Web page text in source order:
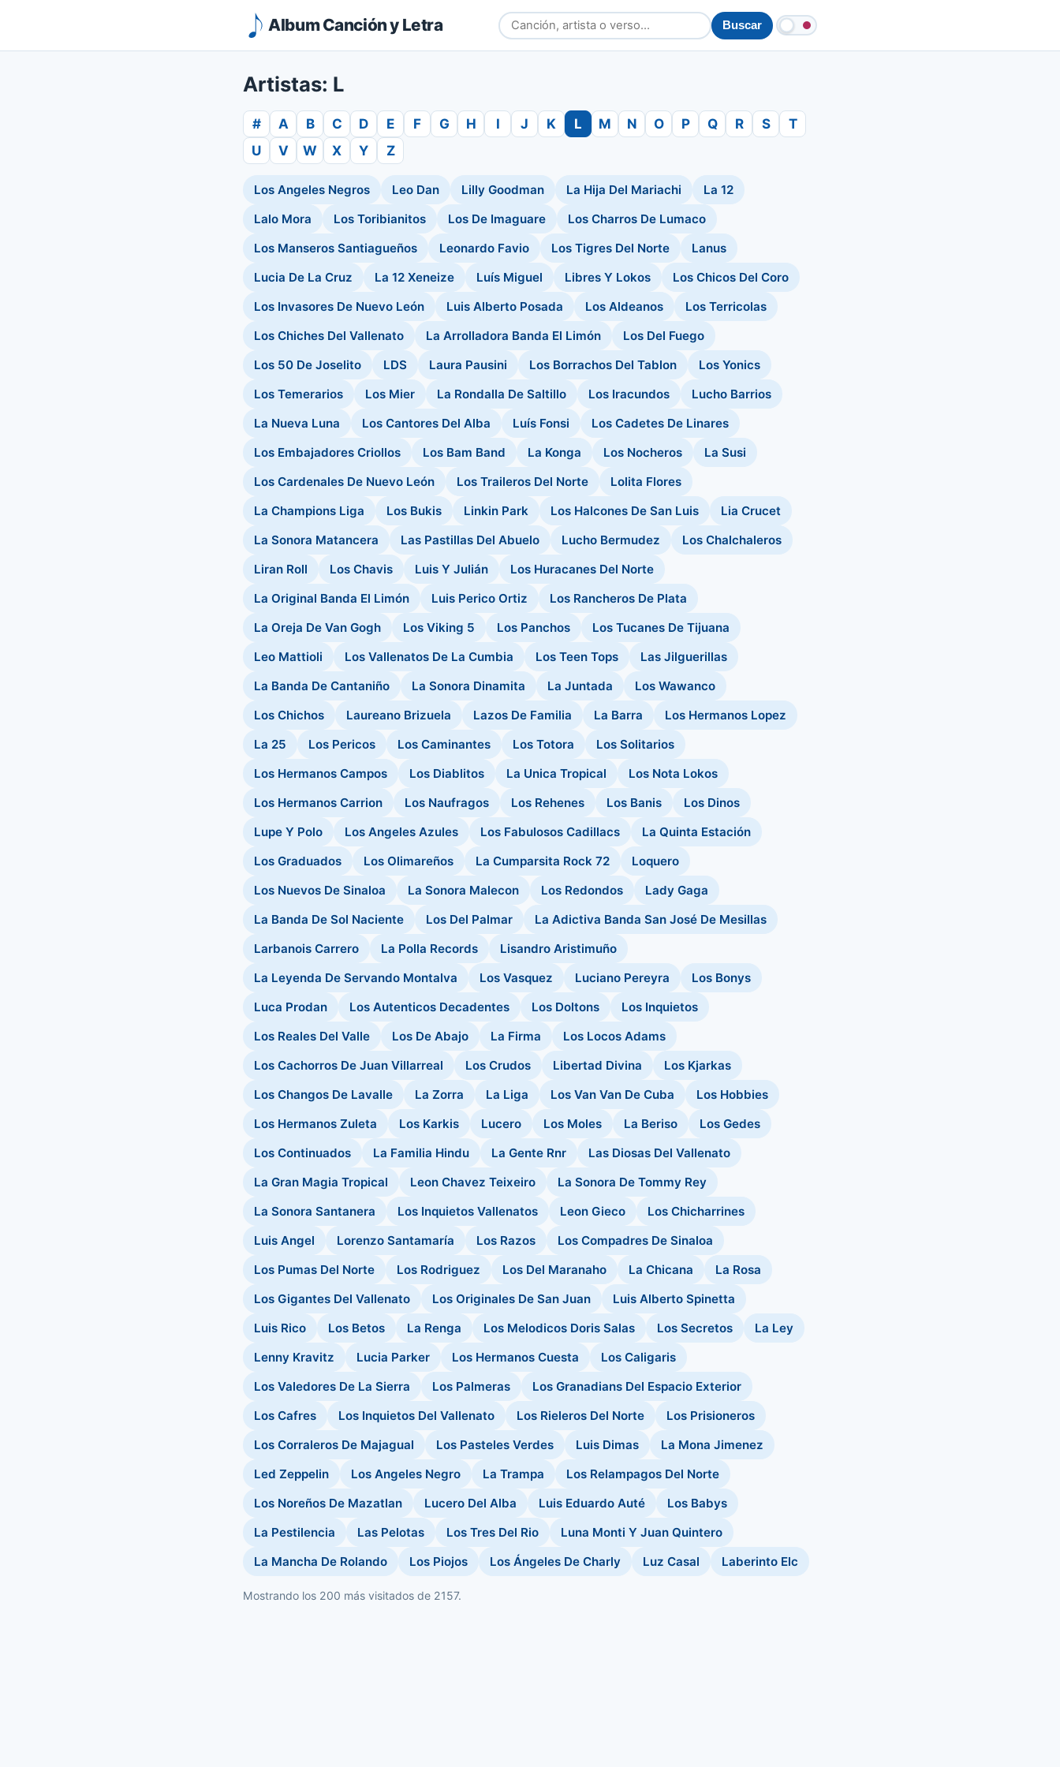
Album Canción y Letra Buscar
Artistas: L
# A B C D E F G H I J K L M N O P Q R S
T
U
V W X Y Z
Los Angeles Negros Leo Dan Lilly Goodman La Hija Del Mariachi
La 12
Lalo Mora
Los Toribianitos Los De Imaguare
Los Charros De Lumaco
Los Manseros Santiagueños
Leonardo Favio Los Tigres Del Norte
Lanus
Lucia De La Cruz
La 12 Xeneize Luís Miguel Libres Y Lokos
Los Chicos Del Coro
Los Invasores De Nuevo León
Luis Alberto Posada Los Aldeanos
Los Terricolas
Los Chiches Del Vallenato
La Arrolladora Banda El Limón
Los Del Fuego
Los 50 De Joselito
LDS Laura Pausini Los Borrachos Del Tablon
Los Yonics
Los Temerarios
Los Mier La Rondalla De Saltillo Los Iracundos
Lucho Barrios
La Nueva Luna
Los Cantores Del Alba Luís Fonsi
Los Cadetes De Linares
Los Embajadores Criollos
Los Bam Band La Konga Los Nocheros
La Susi
Los Cardenales De Nuevo León
Los Traileros Del Norte
Lolita Flores
La Champions Liga
Los Bukis Linkin Park Los Halcones De San Luis
Lia Crucet
La Sonora Matancera
Las Pastillas Del Abuelo Lucho Bermudez
Los Chalchaleros
Liran Roll
Los Chavis Luis Y Julián
Los Huracanes Del Norte
La Original Banda El Limón
Luis Perico Ortiz
Los Rancheros De Plata
La Oreja De Van Gogh
Los Viking 5 Los Panchos
Los Tucanes De Tijuana
Leo Mattioli
Los Vallenatos De La Cumbia Los Teen Tops
Las Jilguerillas
La Banda De Cantaniño
La Sonora Dinamita La Juntada
Los Wawanco
Los Chichos
Laureano Brizuela Lazos De Familia La Barra
Los Hermanos Lopez
La 25
Los Pericos Los Caminantes Los Totora
Los Solitarios
Los Hermanos Campos
Los Diablitos La Unica Tropical
Los Nota Lokos
Los Hermanos Carrion
Los Naufragos Los Rehenes Los Banis
Los Dinos
Lupe Y Polo
Los Angeles Azules Los Fabulosos Cadillacs
La Quinta Estación
Los Graduados
Los Olimareños La Cumparsita Rock 72
Loquero
Los Nuevos De Sinaloa
La Sonora Malecon Los Redondos
Lady Gaga
La Banda De Sol Naciente
Los Del Palmar
La Adictiva Banda San José De Mesillas
Larbanois Carrero
La Polla Records
Lisandro Aristimuño
La Leyenda De Servando Montalva
Los Vasquez Luciano Pereyra
Los Bonys
Luca Prodan
Los Autenticos Decadentes Los Doltons
Los Inquietos
Los Reales Del Valle
Los De Abajo La Firma
Los Locos Adams
Los Cachorros De Juan Villarreal
Los Crudos Libertad Divina
Los Kjarkas
Los Changos De Lavalle
La Zorra La Liga Los Van Van De Cuba
Los Hobbies
Los Hermanos Zuleta
Los Karkis Lucero Los Moles La Beriso
Los Gedes
Los Continuados
La Familia Hindu La Gente Rnr
Las Diosas Del Vallenato
La Gran Magia Tropical
Leon Chavez Teixeiro
La Sonora De Tommy Rey
La Sonora Santanera
Los Inquietos Vallenatos Leon Gieco
Los Chicharrines
Luis Angel
Lorenzo Santamaría Los Razos
Los Compadres De Sinaloa
Los Pumas Del Norte
Los Rodriguez Los Del Maranaho La Chicana
La Rosa
Los Gigantes Del Vallenato
Los Originales De San Juan
Luis Alberto Spinetta
Luis Rico
Los Betos La Renga Los Melodicos Doris Salas Los Secretos
La Ley
Lenny Kravitz
Lucia Parker Los Hermanos Cuesta
Los Caligaris
Los Valedores De La Sierra
Los Palmeras
Los Granadians Del Espacio Exterior
Los Cafres
Los Inquietos Del Vallenato Los Rieleros Del Norte
Los Prisioneros
Los Corraleros De Majagual
Los Pasteles Verdes Luis Dimas
La Mona Jimenez
Led Zeppelin
Los Angeles Negro La Trampa
Los Relampagos Del Norte
Los Noreños De Mazatlan
Lucero Del Alba Luis Eduardo Auté
Los Babys
La Pestilencia
Las Pelotas Los Tres Del Rio
Luna Monti Y Juan Quintero
La Mancha De Rolando
Los Piojos Los Ángeles De Charly Luz Casal Laberinto Elc
Mostrando los 200 más visitados de 2157.